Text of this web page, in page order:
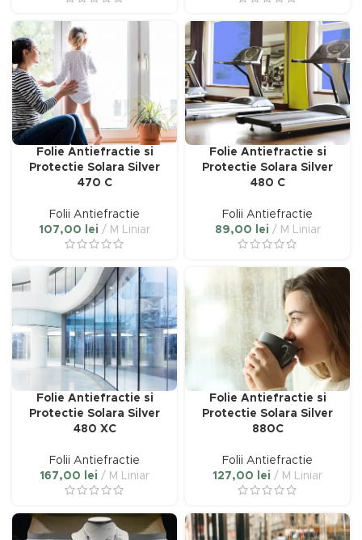
Folie Antiefractie si
Protectie Solara Silver
470 C
Folii Antiefractie
107,00
lei M Liniar
Folie Antiefractie si
Protectie Solara Silver
480 C
Folii Antiefractie
89,00
lei M Liniar
Folie Antiefractie si
Protectie Solara Silver
480 XC
Folii Antiefractie
167,00
lei M Liniar
Folie Antiefractie si
Protectie Solara Silver
880C
Folii Antiefractie
127,00
lei M Liniar